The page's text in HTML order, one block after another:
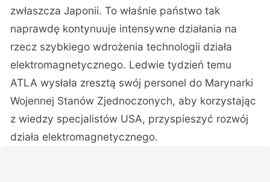
zwłaszcza Japonii. To właśnie państwo tak
naprawdę kontynuuje intensywne działania na
rzecz szybkiego wdrożenia technologii działa
elektromagnetycznego. Ledwie tydzień temu
ATLA wysłała zresztą swój personel do Marynarki
Wojennej Stanów Zjednoczonych, aby korzystając
z wiedzy specjalistów USA, przyspieszyć rozwój
działa elektromagnetycznego.